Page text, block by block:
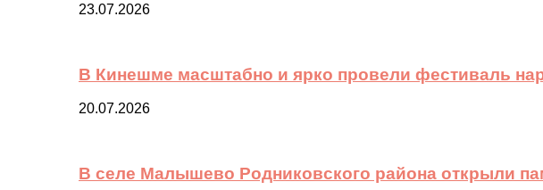
23.07.2026
В Кинешме масштабно и ярко провели фестиваль
20.07.2026
В селе Малышево Родниковского района открыли